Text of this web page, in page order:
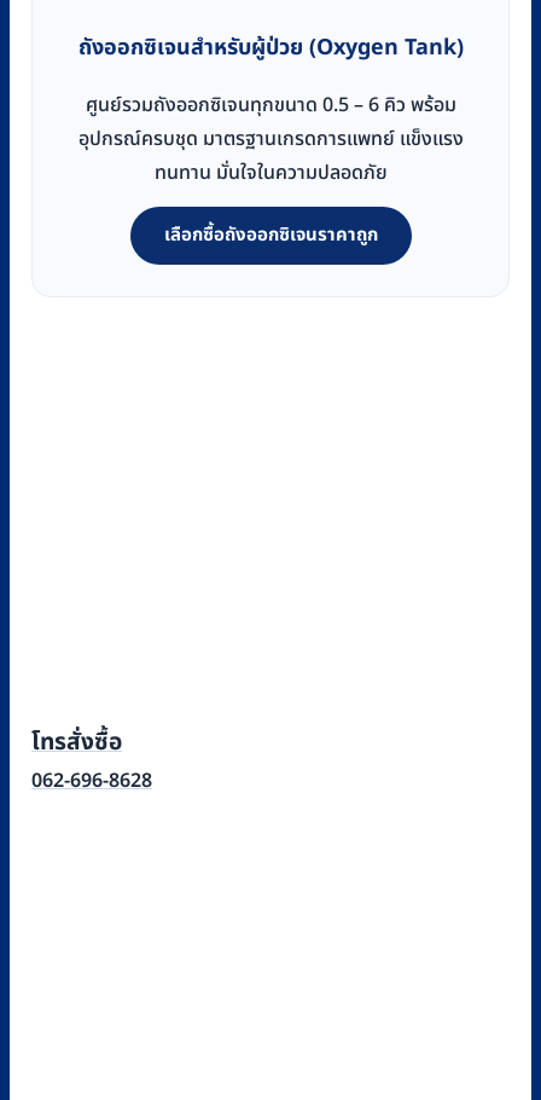
ถังออกซิเจนสำหรับผู้ป่วย (Oxygen Tank)
ศูนย์รวมถังออกซิเจนทุกขนาด 0.5 – 6 คิว พร้อม
อุปกรณ์ครบชุด มาตรฐานเกรดการแพทย์ แข็งแรง
ทนทาน มั่นใจในความปลอดภัย
เลือกซื้อถังออกซิเจนราคาถูก
โทรสั่งซื้อ
062-696-8628